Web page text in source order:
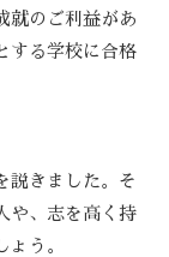
就のご利益があ
する学校に合格
説きました。そ
や、志を高く持
う。